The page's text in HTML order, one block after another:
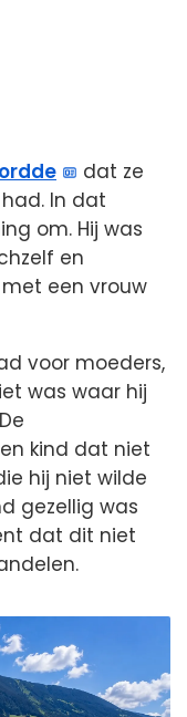
dat ze
In dat
om. Hij was
en
een vrouw
voor moeders,
was waar hij
kind dat niet
hij niet wilde
gezellig was
dat dit niet